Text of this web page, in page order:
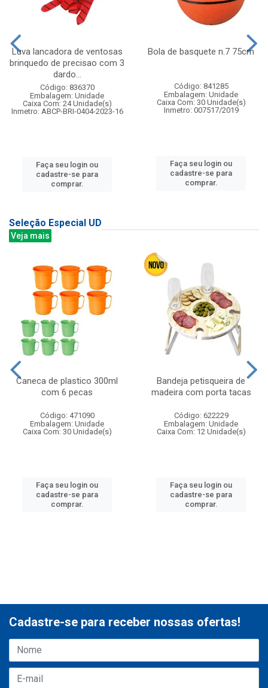
Luva lancadora de ventosas
brinquedo de precisao com 3
dardo...
Código: 836370
Embalagem: Unidade
Caixa Com: 24 Unidade(s)
Inmetro: ABCP-BRI-0404-2023-16
Faça seu login ou
cadastre-se para
comprar.
Bola de basquete n.7 75cm
Código: 841285
Embalagem: Unidade
Caixa Com: 30 Unidade(s)
Inmetro: 007517/2019
Faça seu login ou
cadastre-se para
comprar.
Seleção Especial UD
Veja mais
Caneca de plastico 300ml
com 6 pecas
Código: 471090
Embalagem: Unidade
Caixa Com: 30 Unidade(s)
Faça seu login ou
cadastre-se para
comprar.
Bandeja petisqueira de
madeira com porta tacas
Código: 622229
Embalagem: Unidade
Caixa Com: 12 Unidade(s)
Faça seu login ou
cadastre-se para
comprar.
Cadastre-se para receber nossas ofertas!